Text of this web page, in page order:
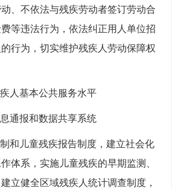
、不依法与残疾劳动者签订劳动合
等违法行为，依法纠正用人单位招
行为，切实维护残疾人劳动保障权
人基本公共服务水平
通报和数据共享系统
和儿童残疾报告制度，建立社会化
体系，实施儿童残疾的早期监测、
立健全区域残疾人统计调查制度，